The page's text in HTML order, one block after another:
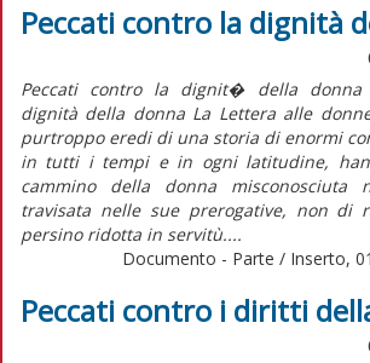
Peccati contro la dignità
Peccati contro la dignit� della donna
dignità della donna La Lettera alle
purtroppo eredi di una storia di enormi
in tutti i tempi e in ogni latitudine,
cammino della donna misconosciuta
travisata nelle sue prerogative, non di
persino ridotta in servitù....
Documento - Parte / Inserto,
Peccati contro i diritti